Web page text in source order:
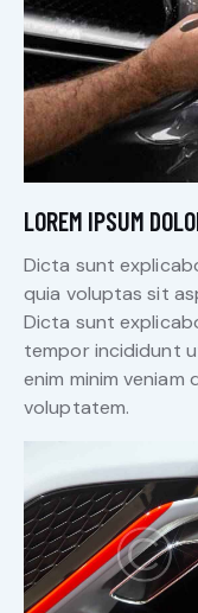
LOREM IPSUM
Dicta sunt
quia voluptas sit
Dicta sunt
tempor incididunt
enim minim
voluptatem.